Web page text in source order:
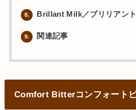
8. Brillant Milk／ブリリアン
9. 関連記事
Comfort Bitterコンフォート